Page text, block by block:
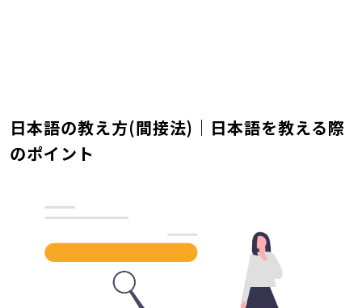
日本語の教え方(間接法)｜日本語を教える際
のポイント